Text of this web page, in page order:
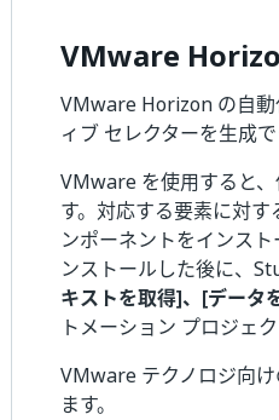
VMware
VMware Horizon の自動
ィブ セレクターを生成
VMware を使用すると
す。対応する要素に対
ンポーネントをインス
ンストールした後に、
キストを取得]、[データ
トメーション プロジェ
VMware テクノロジ向け
ます。